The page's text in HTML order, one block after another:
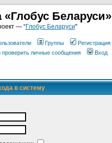
Беларуси»
— “Глобус Беларуси"
Группы
Регистрация
проверить личные сообщения Вход
в систему